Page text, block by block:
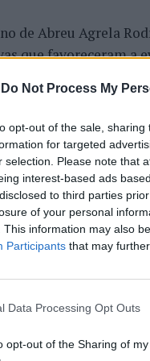
Do Not Process My
opt-out of the sale,
for targeted
selection. Please note that
interest-based ads
to third parties
of your personal
This information may also
Participants that may
Data Processing Opt Outs
opt-out of the Sharing of my
de Abreu Agrela
que favoreceram a
redução pode
evoluiu em um
excesso de
impõe uma carga
executivo.
também
permanecem
o stress
A LER